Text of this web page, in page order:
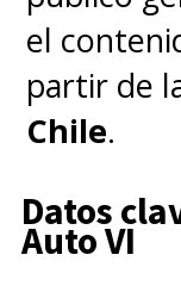
el
partir de
Chile.
Datos
Auto VI